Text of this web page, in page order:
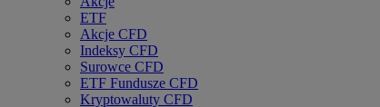
ETF
Akcje CFD
Indeksy CFD
Surowce CFD
ETF Fundusze CFD
Kryptowaluty CFD